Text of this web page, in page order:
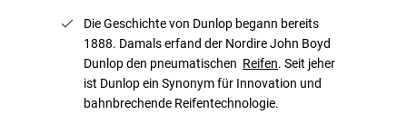
Die Geschichte von Dunlop begann bereits
1888. Damals erfand der Nordire John Boyd
Dunlop den pneumatischen Reifen. Seit jeher
ist Dunlop ein Synonym für Innovation und
bahnbrechende Reifentechnologie.